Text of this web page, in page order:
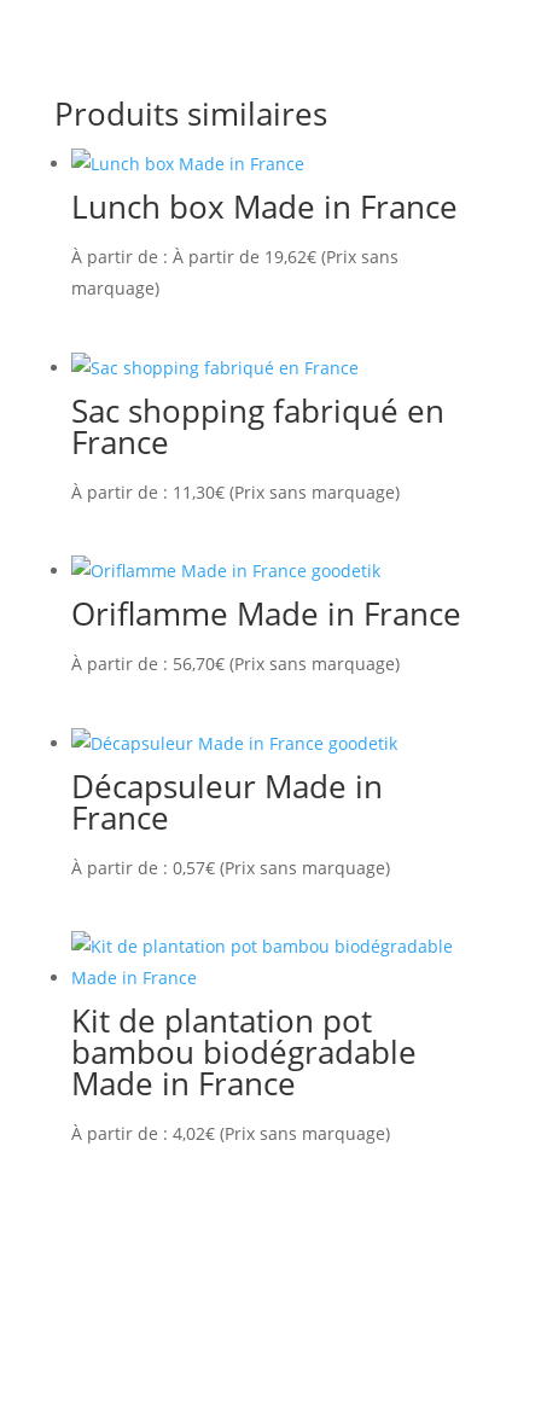
Produits similaires
Lunch box Made in France
À partir de : À partir de 19,62€(Prix sans
marquage)
Sac shopping fabriqué en
France
À partir de : 11,30€(Prix sans marquage)
Oriflamme Made in France
À partir de : 56,70€(Prix sans marquage)
Décapsuleur Made in
France
À partir de : 0,57€(Prix sans marquage)
Kit de plantation pot
bambou biodégradable
Made in France
À partir de : 4,02€(Prix sans marquage)